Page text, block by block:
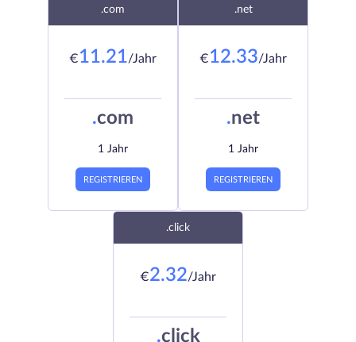
.com
€11.21/Jahr
.com
1 Jahr
REGISTRIEREN
.net
€12.33/Jahr
.net
1 Jahr
REGISTRIEREN
.click
€2.32/Jahr
.click